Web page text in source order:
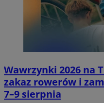
Wawrzynki 2026 na
zakaz rowerów i
7–9 sierpnia